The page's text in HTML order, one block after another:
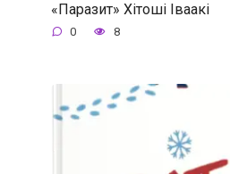
«Паразит» Хітоші Іваакі
0 8